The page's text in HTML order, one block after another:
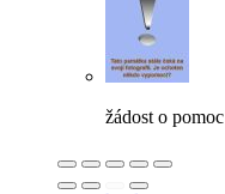
žádost o pomoc